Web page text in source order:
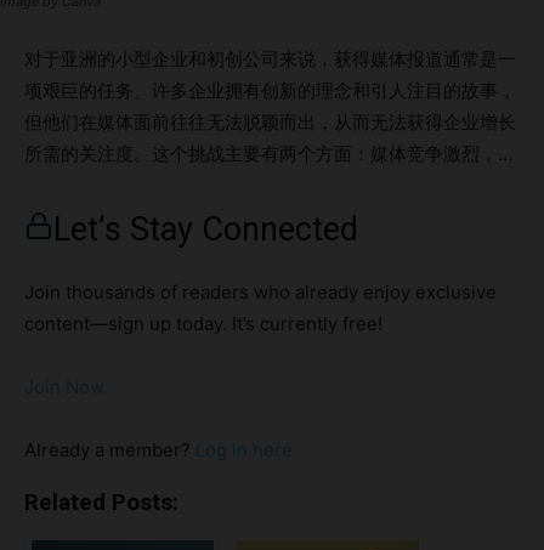
对于亚洲的小型企业和初创公司来说，获得媒体报道通常是一
项艰巨的任务。许多企业拥有创新的理念和引人注目的故事，
但他们在媒体面前往往无法脱颖而出，从而无法获得企业增长
所需的关注度。这个挑战主要有两个方面：媒体竞争激烈，以
困难，并介绍与“New In Asia”平台合作的优势，帮助企业战
略性地解决这一问题。New In Asia：您在媒体报道方面的合
作伙伴 获得媒体报道对于小型企业来说至关重要，能够帮助
他们建立信誉并扩大受众。然而，许多企业缺乏必要的资源、
Asia”提供了一个解决方案，作为小型企业与媒体之间的桥
合作的优势增强媒体报道效果的其他策略获得媒体报道变得更
以下显著优势： 量身定制的媒体策略：“New In Asia”了解小
Let’s Stay Connected
Join thousands of readers who already enjoy exclusive
content—sign up today. It’s currently free!
Join Now
Already a member? Log in here
Related Posts: